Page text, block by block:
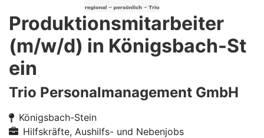
Produktionsmitarbeiter
(m/w/d) in Königsbach-St
ein
Trio Personalmanagement GmbH
Königsbach-Stein
Hilfskräfte, Aushilfs- und Nebenjobs